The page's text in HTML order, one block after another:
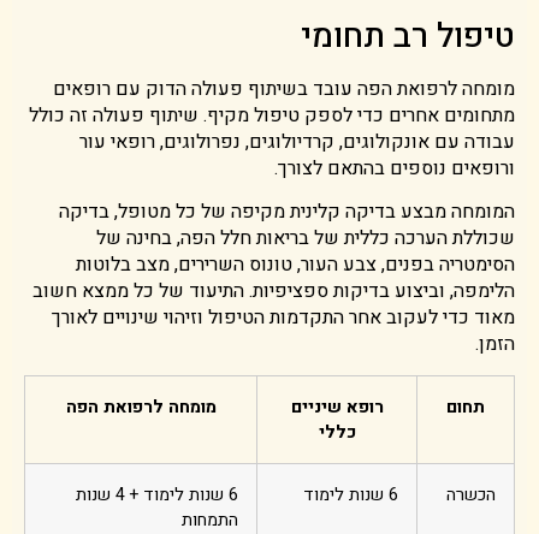
טיפול רב תחומי
מומחה לרפואת הפה עובד בשיתוף פעולה הדוק עם רופאים
מתחומים אחרים כדי לספק טיפול מקיף. שיתוף פעולה זה כולל
עבודה עם אונקולוגים, קרדיולוגים, נפרולוגים, רופאי עור
ורופאים נוספים בהתאם לצורך.
המומחה מבצע בדיקה קלינית מקיפה של כל מטופל, בדיקה
שכוללת הערכה כללית של בריאות חלל הפה, בחינה של
הסימטריה בפנים, צבע העור, טונוס השרירים, מצב בלוטות
הלימפה, וביצוע בדיקות ספציפיות. התיעוד של כל ממצא חשוב
מאוד כדי לעקוב אחר התקדמות הטיפול וזיהוי שינויים לאורך
הזמן.
תחום
רופא שיניים
כללי
מומחה לרפואת הפה
הכשרה 6 שנות לימוד
6 שנות לימוד + 4 שנות
התמחות